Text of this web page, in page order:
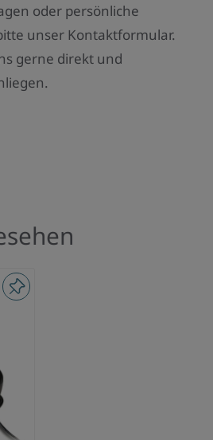
oder persönliche
unser Kontaktformular.
gerne direkt und